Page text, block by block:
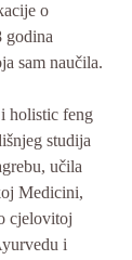
o
godina
sam naučila.
holistic feng
studija
učila
Medicini,
cjelovitoj
i